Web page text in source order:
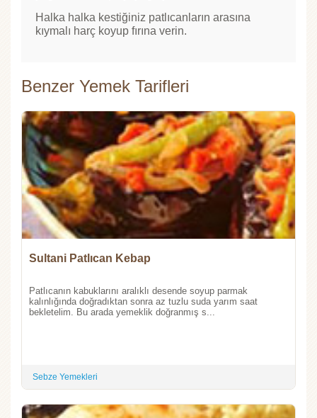
Halka halka kestiğiniz patlıcanların arasına
kıymalı harç koyup fırına verin.
Benzer Yemek Tarifleri
Sultani Patlıcan Kebap
Patlıcanın kabuklarını aralıklı desende soyup parmak
kalınlığında doğradıktan sonra az tuzlu suda yarım saat
bekletelim. Bu arada yemeklik doğranmış s...
Sebze Yemekleri